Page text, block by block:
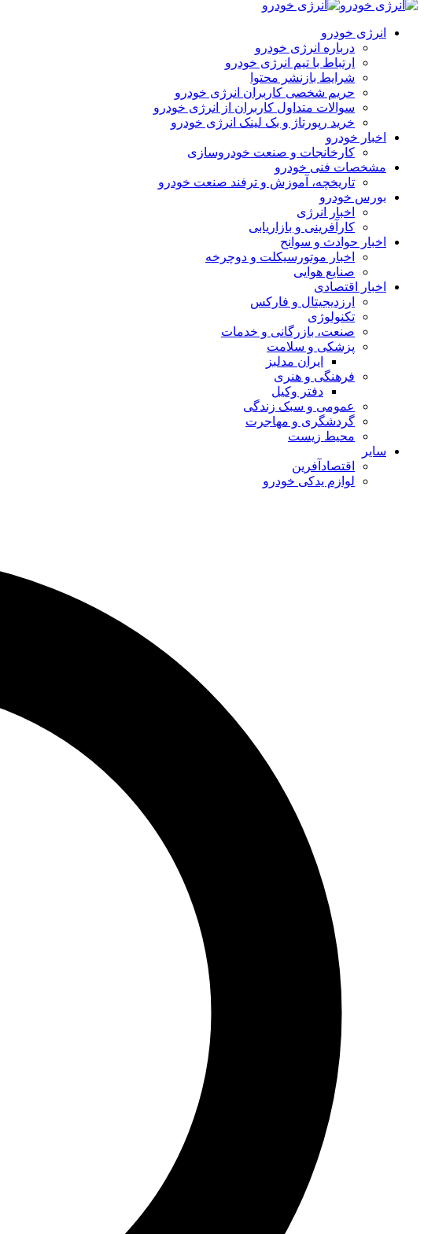
انرژی خودرو
درباره انرژی خودرو
ارتباط با تیم انرژی خودرو
شرایط بازنشر محتوا
حریم شخصی کاربران انرژی خودرو
سوالات متداول کاربران از انرژی خودرو
خرید رپورتاژ و بک لینک انرژی خودرو
اخبار خودرو
کارخانجات و صنعت خودروسازی
مشخصات فنی خودرو
تاریخچه، آموزش و ترفند صنعت خودرو
بورس خودرو
اخبار انرژی
کارآفرینی و بازاریابی
اخبار حوادث و سوانح
اخبار موتورسیکلت و دوچرخه
صنایع هوایی
اخبار اقتصادی
ارزدیجیتال و فارکس
تکنولوژی
صنعت، بازرگانی و خدمات
پزشکی و سلامت
ایران مدلبز
فرهنگی و هنری
دفتر وکیل
عمومی و سبک زندگی
گردشگری و مهاجرت
محیط زیست
سایر
اقتصادآفرین
لوازم یدکی خودرو